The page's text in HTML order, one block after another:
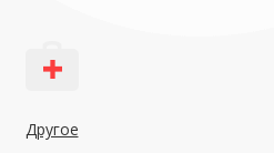
Другое